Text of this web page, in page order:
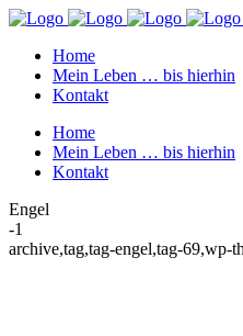
Home
Mein Leben … bis hierhin
Kontakt
Home
Mein Leben … bis hierhin
Kontakt
Engel
-1
archive,tag,tag-engel,tag-69,wp-